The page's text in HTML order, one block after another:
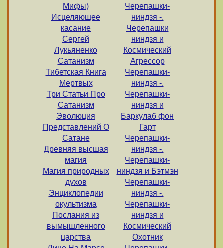
Мифы)
Исцеляющее
касание
Сергей
Лукьяненко
Сатанизм
Тибетская Книга
Мертвых
Три Статьи Про
Сатанизм
Эволюция
Представлений О
Сатане
Древняя высшая
магия
Магия природных
духов
Энциклопедии
окультизма
Послания из
вымышленного
царства
Черепашки-
ниндзя -.
Черепашки
ниндзя и
Космический
Агрессор
Черепашки-
ниндзя -.
Черепашки-
ниндзя и
Баркулаб фон
Гарт
Черепашки-
ниндзя -.
Черепашки-
ниндзя и Бэтмэн
Черепашки-
ниндзя -.
Черепашки-
ниндзя и
Космический
Охотник